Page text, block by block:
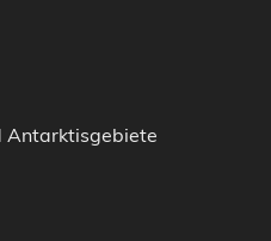
Antarktisgebiete